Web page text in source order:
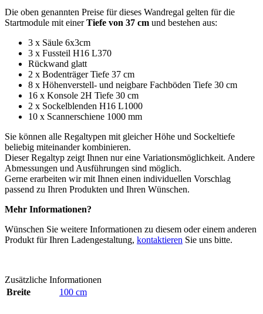
Die oben genannten Preise für dieses Wandregal gelten für die
Startmodule mit einerTiefe von 37 cm und bestehen aus:
3 x Säule 6x3cm
3 x Fussteil H16 L370
Rückwand glatt
2 x Bodenträger Tiefe 37 cm
8 x Höhenverstell- und neigbare Fachböden Tiefe 30 cm
16 x Konsole 2H Tiefe 30 cm
2 x Sockelblenden H16 L1000
10 x Scannerschiene 1000 mm
Sie können alle Regaltypen mit gleicher Höhe und Sockeltiefe
beliebig miteinander kombinieren.
Dieser Regaltyp zeigt Ihnen nur eine Variationsmöglichkeit. Andere
Abmessungen und Ausführungen sind möglich.
Gerne erarbeiten wir mit Ihnen einen individuellen Vorschlag
passend zu Ihren Produkten und Ihren Wünschen.
Mehr Informationen?
Wünschen Sie weitere Informationen zu diesem oder einem anderen
Produkt für Ihren Ladengestaltung, kontaktieren Sie uns bitte.
Zusätzliche Informationen
Breite
100 cm